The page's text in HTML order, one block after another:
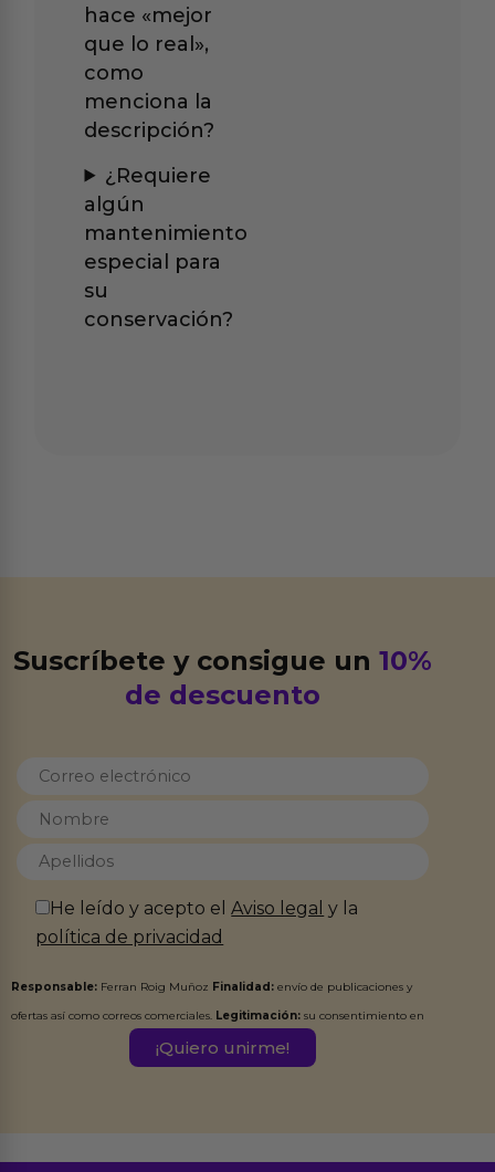
hace «mejor
que lo real»,
como
menciona la
descripción?
¿Requiere
algún
mantenimiento
especial para
su
conservación?
Suscríbete y consigue un10%
de descuento
He leído y acepto elAviso legal y la
política de privacidad
Responsable: Ferran Roig Muñoz Finalidad: envío de publicaciones y
ofertas así como correos comerciales. Legitimación: su consentimiento en
Destinatarios:Ferran Roig Muñoz. Podrás ejercer tus